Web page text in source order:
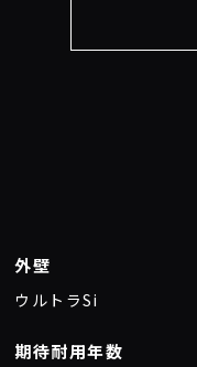
外壁
ウルトラSi
期待耐用年数